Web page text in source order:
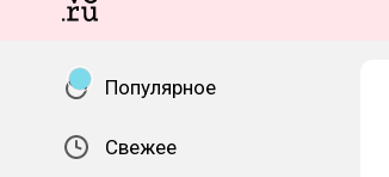
Популярное
Свежее